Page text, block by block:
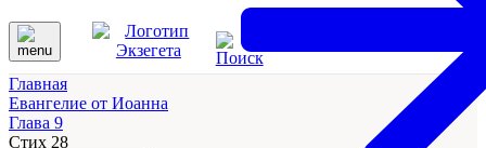
Главная
Евангелие от Иоанна
Глава 9
Стих 28